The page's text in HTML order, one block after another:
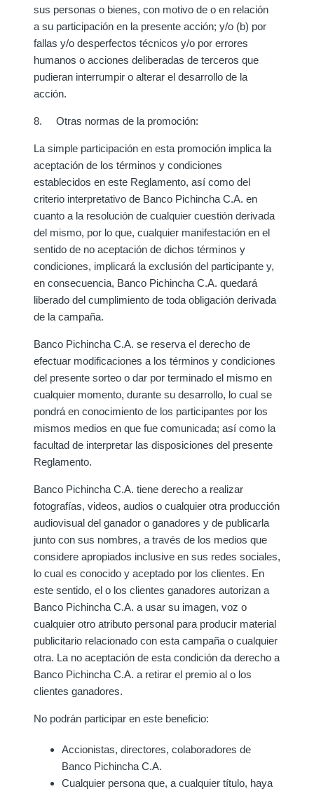
sus personas o bienes, con motivo de o en relación
a su participación en la presente acción; y/o (b) por
fallas y/o desperfectos técnicos y/o por errores
humanos o acciones deliberadas de terceros que
pudieran interrumpir o alterar el desarrollo de la
acción.
8. Otras normas de la promoción:
La simple participación en esta promoción implica la
aceptación de los términos y condiciones
establecidos en este Reglamento, así como del
criterio interpretativo de Banco Pichincha C.A. en
cuanto a la resolución de cualquier cuestión derivada
del mismo, por lo que, cualquier manifestación en el
sentido de no aceptación de dichos términos y
condiciones, implicará la exclusión del participante y,
en consecuencia, Banco Pichincha C.A. quedará
liberado del cumplimiento de toda obligación derivada
de la campaña.
Banco Pichincha C.A. se reserva el derecho de
efectuar modificaciones a los términos y condiciones
del presente sorteo o dar por terminado el mismo en
cualquier momento, durante su desarrollo, lo cual se
pondrá en conocimiento de los participantes por los
mismos medios en que fue comunicada; así como la
facultad de interpretar las disposiciones del presente
Reglamento.
Banco Pichincha C.A. tiene derecho a realizar
fotografías, videos, audios o cualquier otra producción
audiovisual del ganador o ganadores y de publicarla
junto con sus nombres, a través de los medios que
considere apropiados inclusive en sus redes sociales,
lo cual es conocido y aceptado por los clientes. En
este sentido, el o los clientes ganadores autorizan a
Banco Pichincha C.A. a usar su imagen, voz o
cualquier otro atributo personal para producir material
publicitario relacionado con esta campaña o cualquier
otra. La no aceptación de esta condición da derecho a
Banco Pichincha C.A. a retirar el premio al o los
clientes ganadores.
No podrán participar en este beneficio:
Accionistas, directores, colaboradores de
Banco Pichincha C.A.
Cualquier persona que, a cualquier título, haya